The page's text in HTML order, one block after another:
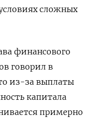
сложных
финансового
говорил в
из-за выплаты
капитала
примерно